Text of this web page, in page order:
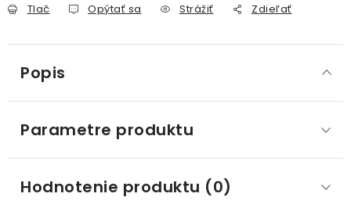
Tlač Opýtať sa Strážiť Zdieľať
Popis
Parametre produktu
Hodnotenie produktu (0)